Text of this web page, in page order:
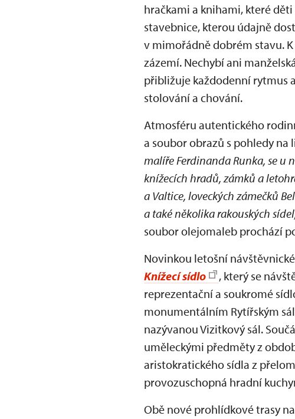
hračkami a knihami, které
stavebnice, kterou údajně
v mimořádně dobrém stavu.
zázemí. Nechybí ani
přibližuje každodenní rytmus
stolování a chování.
Atmosféru autentického
a soubor obrazů s pohledy na
malíře Ferdinanda Runka, se u
knížecích hradů, zámků a
a Valtice, loveckých zámečků
a také několika rakouských
soubor olejomaleb prochází
Novinkou letošní
Knížecí sídlo
, který se
reprezentační a soukromé
monumentálním Rytířským
nazývanou Vizitkový sál.
uměleckými předměty z
aristokratického sídla z
provozuschopná hradní
Obě nové prohlídkové trasy